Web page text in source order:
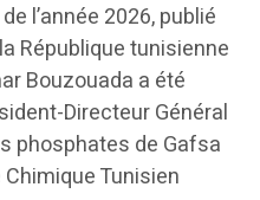
l’année 2026, publié
République tunisienne
Bouzouada a été
Directeur Général
phosphates de Gafsa
Tunisien